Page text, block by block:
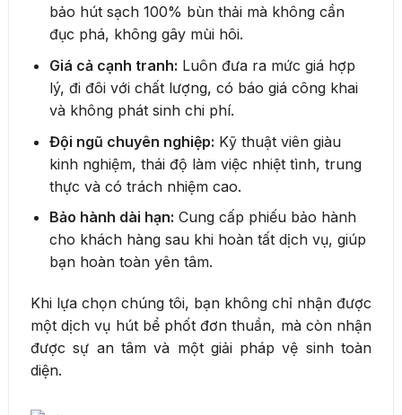
bảo hút sạch 100% bùn thải mà không cần
đục phá, không gây mùi hôi.
Giá cả cạnh tranh: Luôn đưa ra mức giá hợp
lý, đi đôi với chất lượng, có báo giá công khai
và không phát sinh chi phí.
Đội ngũ chuyên nghiệp: Kỹ thuật viên giàu
kinh nghiệm, thái độ làm việc nhiệt tình, trung
thực và có trách nhiệm cao.
Bảo hành dài hạn: Cung cấp phiếu bảo hành
cho khách hàng sau khi hoàn tất dịch vụ, giúp
bạn hoàn toàn yên tâm.
Khi lựa chọn chúng tôi, bạn không chỉ nhận được
một dịch vụ hút bể phốt đơn thuần, mà còn nhận
được sự an tâm và một giải pháp vệ sinh toàn
diện.